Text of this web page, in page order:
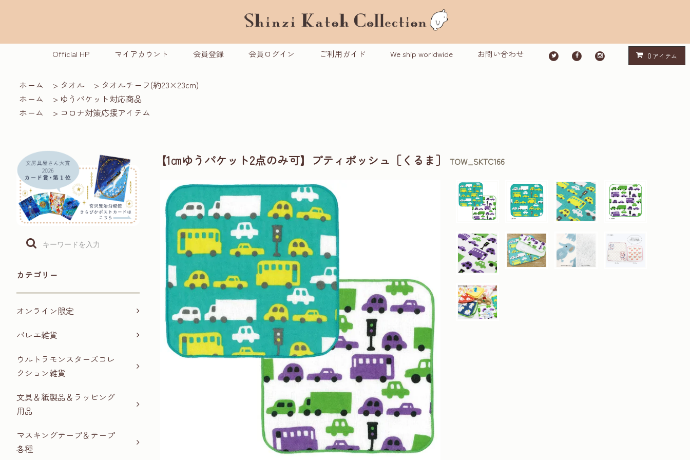
Official HP マイアカウント 会員登録 会員ログイン ご利用ガイド We ship worldwide お問い合わせ 0 アイテム
ホーム > タオル > タオルチーフ(約23×23cm)
ホーム
> ゆうパケット対応商品
ホーム
> コロナ対策応援アイテム
カテゴリー
オンライン限定
バレエ雑貨
ウルトラモンスターズコレ
クション雑貨
文具＆紙製品＆ラッピング
用品
マスキングテープ＆テープ
各種
【1㎝ゆうパケット2点のみ可】プティポッシュ［くるま］ TOW_SKTC166